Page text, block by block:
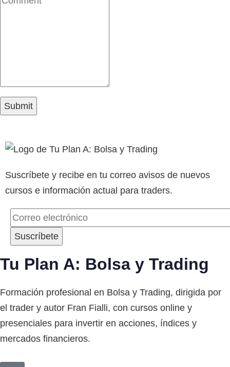
Suscríbete y recibe en tu correo avisos de nuevos
cursos e información actual para traders.
Tu Plan A: Bolsa y Trading
Formación profesional en Bolsa y Trading, dirigida por
el trader y autor Fran Fialli, con cursos online y
presenciales para invertir en acciones, índices y
mercados financieros.